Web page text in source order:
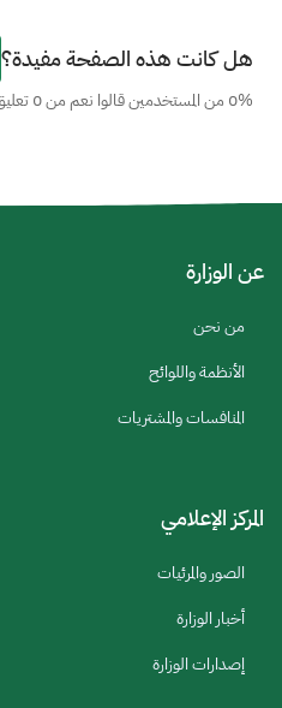
هل كانت هذه الصفحة مفيدة؟
0% من المستخدمين قالوا نعم من 0 تعليق
عن الوزارة
من نحن
الأنظمة واللوائح
المنافسات والمشتريات
المركز الإعلامي
الصور والمرئيات
أخبار الوزارة
إصدارات الوزارة